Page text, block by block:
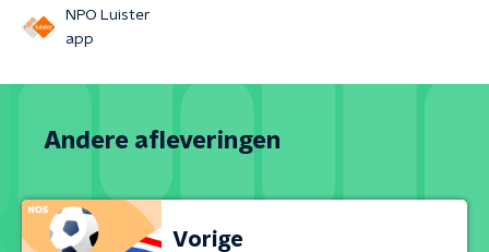
NPO Luister
app
Andere afleveringen
Vorige